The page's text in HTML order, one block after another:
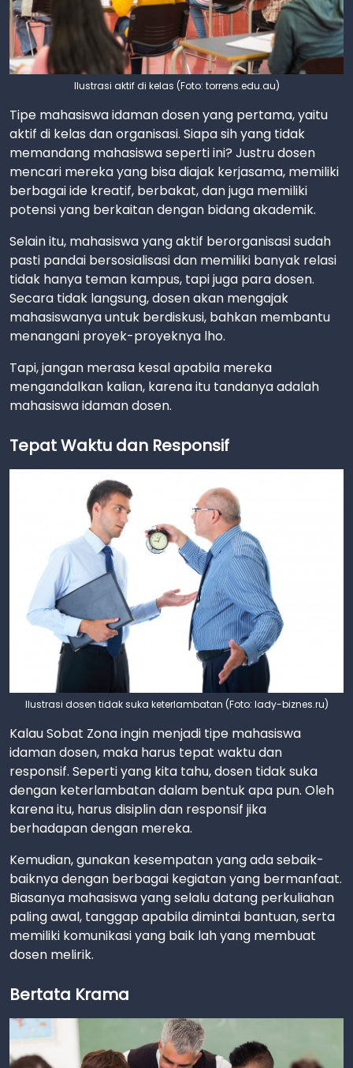
Ilustrasi aktif di kelas (Foto: torrens.edu.au)
Tipe mahasiswa idaman dosen yang pertama, yaitu
aktif di kelas dan organisasi. Siapa sih yang tidak
memandang mahasiswa seperti ini? Justru dosen
mencari mereka yang bisa diajak kerjasama, memiliki
berbagai ide kreatif, berbakat, dan juga memiliki
potensi yang berkaitan dengan bidang akademik.
Selain itu, mahasiswa yang aktif berorganisasi sudah
pasti pandai bersosialisasi dan memiliki banyak relasi
tidak hanya teman kampus, tapi juga para dosen.
Secara tidak langsung, dosen akan mengajak
mahasiswanya untuk berdiskusi, bahkan membantu
menangani proyek-proyeknya lho.
Tapi, jangan merasa kesal apabila mereka
mengandalkan kalian, karena itu tandanya adalah
mahasiswa idaman dosen.
Tepat Waktu dan Responsif
Ilustrasi dosen tidak suka keterlambatan (Foto: lady-biznes.ru)
Kalau Sobat Zona ingin menjadi tipe mahasiswa
idaman dosen, maka harus tepat waktu dan
responsif. Seperti yang kita tahu, dosen tidak suka
dengan keterlambatan dalam bentuk apa pun. Oleh
karena itu, harus disiplin dan responsif jika
berhadapan dengan mereka.
Kemudian, gunakan kesempatan yang ada sebaik-
baiknya dengan berbagai kegiatan yang bermanfaat.
Biasanya mahasiswa yang selalu datang perkuliahan
paling awal, tanggap apabila dimintai bantuan, serta
memiliki komunikasi yang baik lah yang membuat
dosen melirik.
Bertata Krama